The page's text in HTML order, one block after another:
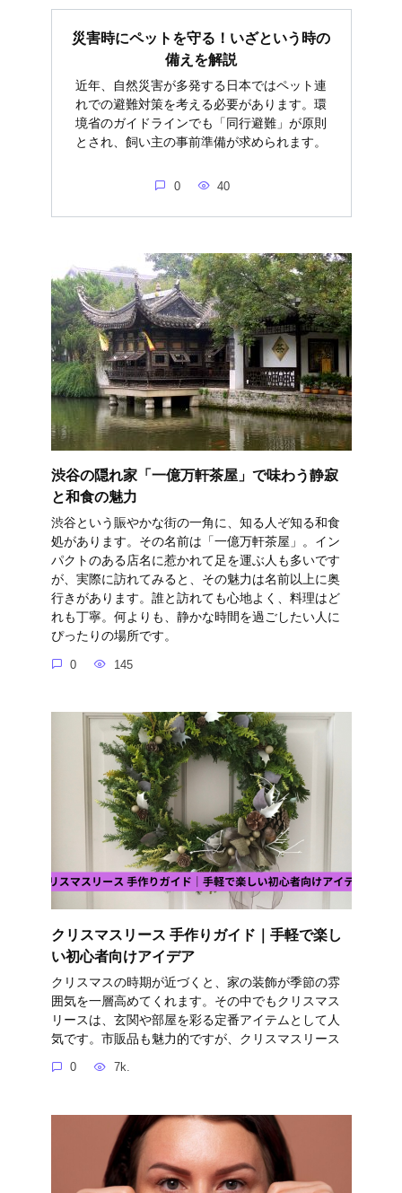
災害時にペットを守る！いざという時の
備えを解説
近年、自然災害が多発する日本ではペット連
れでの避難対策を考える必要があります。環
境省のガイドラインでも「同行避難」が原則
とされ、飼い主の事前準備が求められます。
0 40
渋谷の隠れ家「一億万軒茶屋」で味わう静寂
と和食の魅力
渋谷という賑やかな街の一角に、知る人ぞ知る和食
処があります。その名前は「一億万軒茶屋」。イン
パクトのある店名に惹かれて足を運ぶ人も多いです
が、実際に訪れてみると、その魅力は名前以上に奥
行きがあります。誰と訪れても心地よく、料理はど
れも丁寧。何よりも、静かな時間を過ごしたい人に
ぴったりの場所です。
0 145
クリスマスリース 手作りガイド｜手軽で楽し
い初心者向けアイデア
クリスマスの時期が近づくと、家の装飾が季節の雰
囲気を一層高めてくれます。その中でもクリスマス
リースは、玄関や部屋を彩る定番アイテムとして人
気です。市販品も魅力的ですが、クリスマスリース
0 7k.